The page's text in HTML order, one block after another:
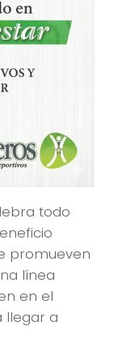
todo
promueven
línea
en el
llegar a